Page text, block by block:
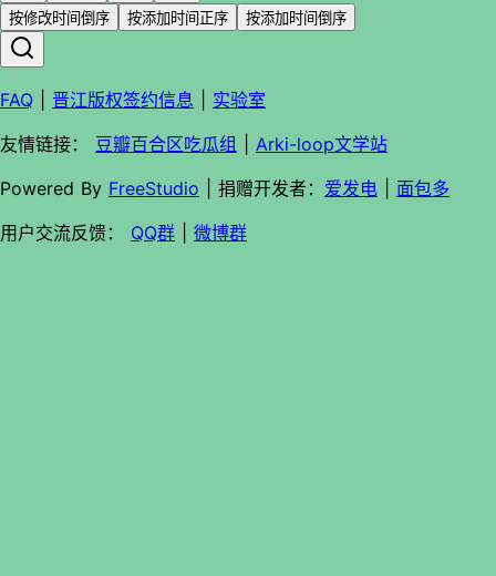
按修改时间倒序
按添加时间正序 按添加时间倒序
FAQ 晋江版权签约信息
实验室
友情链接： 豆瓣百合区吃瓜组
Arki-loop文学站
Powered By FreeStudio | 捐赠开发者： 爱发电
面包多
用户交流反馈： QQ群 微博群